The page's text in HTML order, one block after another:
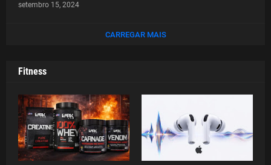
setembro 15, 2024
CARREGAR MAIS
Fitness